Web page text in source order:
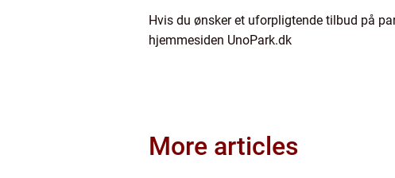
Hvis du ønsker et uforpligtende tilbud på
hjemmesiden UnoPark.dk
More articles